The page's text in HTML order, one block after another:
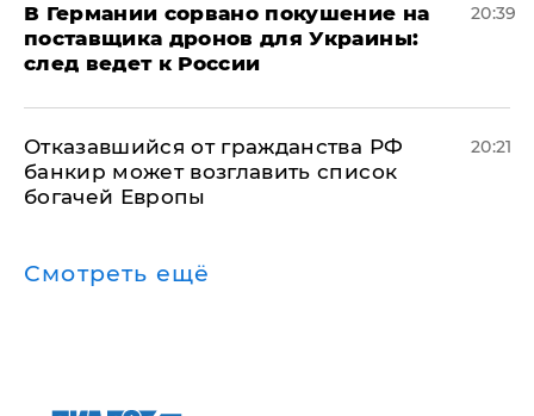
​В Германии сорвано покушение на
поставщика дронов для Украины:
след ведет к России
20:39
Отказавшийся от гражданства РФ
банкир может возглавить список
богачей Европы
20:21
Смотреть ещё